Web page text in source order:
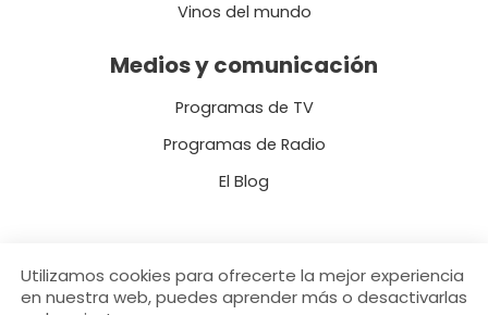
Vinos del mundo
Medios y comunicación
Programas de TV
Programas de Radio
El Blog
Copyright © 2026 Vinademy - Academia de vinos - Wine Academy
Utilizamos cookies para ofrecerte la mejor experiencia
en nuestra web, puedes aprender más o desactivarlas